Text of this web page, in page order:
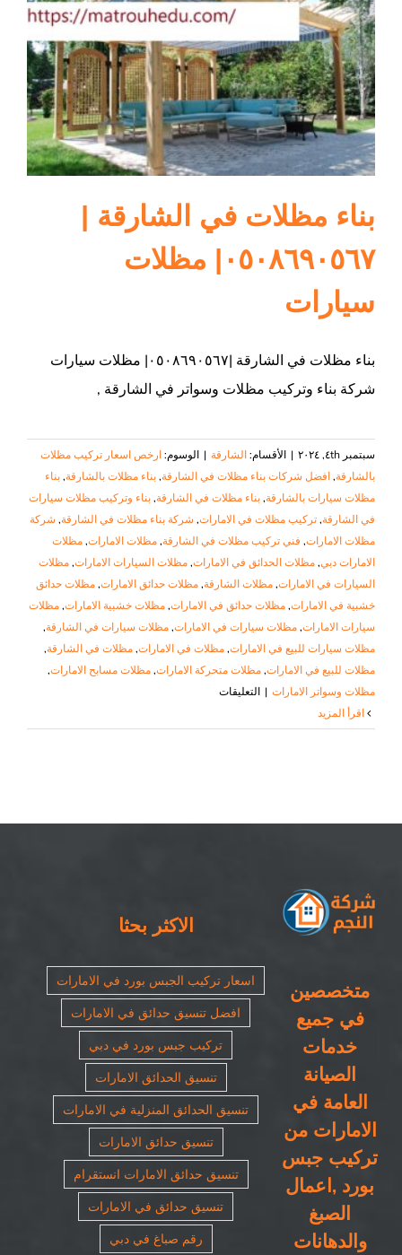
ام القيوين
بناء مظلات في الشارقة |
٠٥٠٨٦٩٠٥٦٧| مظلات
سيارات
بناء مظلات في الشارقة |٠٥٠٨٦٩٠٥٦٧| مظلات سيارات
شركة بناء وتركيب مظلات وسواتر في الشارقة ,
سبتمبر ٤th, ٢٠٢٤ | الأقسام: الشارقة | الوسوم: ارخص اسعار تركيب مظلات
بالشارقة, افضل شركات بناء مظلات في الشارقة, بناء مظلات بالشارقة, بناء
مظلات سيارات بالشارقة, بناء مظلات في الشارقة, بناء وتركيب مظلات سيارات
في الشارقة, تركيب مظلات في الامارات, شركة بناء مظلات في الشارقة, شركة
مظلات الامارات, فني تركيب مظلات في الشارقة, مظلات الامارات, مظلات
الامارات دبي, مظلات الحدائق في الامارات, مظلات السيارات الامارات, مظلات
السيارات في الامارات, مظلات الشارقة, مظلات حدائق الامارات, مظلات حدائق
خشبية في الامارات, مظلات حدائق في الامارات, مظلات خشبية الامارات, مظلات
سيارات الامارات, مظلات سيارات في الامارات, مظلات سيارات في الشارقة,
مظلات سيارات للبيع في الامارات, مظلات في الامارات, مظلات في الشارقة,
مظلات للبيع في الامارات, مظلات متحركة الامارات, مظلات مسابح الامارات,
مظلات وسواتر الامارات | التعليقاتعلى
مظلات
متخصصين
في جميع
خدمات
الصيانة
العامة في
الامارات من
تركيب جبس
بورد ,اعمال
الصبغ
والدهانات
الاكثر بحثا
اسعار تركيب الجبس بورد في الامارات
افضل تنسيق حدائق في الامارات
تركيب جبس بورد في دبي
تنسيق الحدائق الامارات
تنسيق الحدائق المنزلية في الامارات
تنسيق حدائق الامارات
تنسيق حدائق الامارات انستقرام
تنسيق حدائق في الامارات
رقم صباغ في دبي